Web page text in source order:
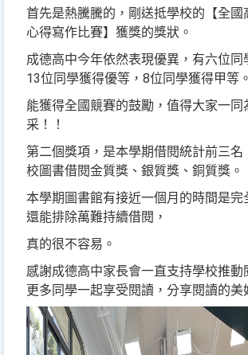
首先是熱騰騰的，剛送抵學校的【全國
心得寫作比賽】獲獎的獎狀。
成德高中今年依然表現優異，有六位同
13位同學獲得優等，8位同學獲得甲等。
能獲得全國競賽的鼓勵，值得大家一同
采！！
第二個獎項，是本學期借閱統計前三名
校圖書借閱金質獎、銀質獎、銅質獎。
本學期圖書館有接近一個月的時間是完
還能排除萬難持續借閱，
真的很不容易。
感謝成德高中家長會一直支持學校推動
更多同學一起享受閱讀，分享閱讀的美